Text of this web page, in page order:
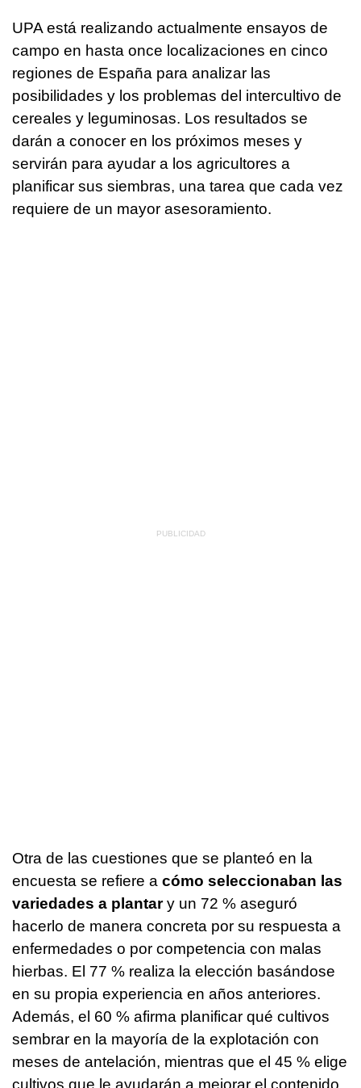
UPA está realizando actualmente ensayos de
campo en hasta once localizaciones en cinco
regiones de España para analizar las
posibilidades y los problemas del intercultivo de
cereales y leguminosas. Los resultados se
darán a conocer en los próximos meses y
servirán para ayudar a los agricultores a
planificar sus siembras, una tarea que cada vez
requiere de un mayor asesoramiento.
Otra de las cuestiones que se planteó en la
encuesta se refiere a cómo seleccionaban las
variedades a plantary un 72 % aseguró
hacerlo de manera concreta por su respuesta a
enfermedades o por competencia con malas
hierbas. El 77 % realiza la elección basándose
en su propia experiencia en años anteriores.
Además, el 60 % afirma planificar qué cultivos
sembrar en la mayoría de la explotación con
meses de antelación, mientras que el 45 % elige
cultivos que le ayudarán a mejorar el contenido